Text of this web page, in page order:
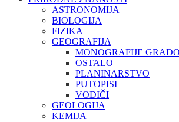
ASTRONOMIJA
BIOLOGIJA
FIZIKA
GEOGRAFIJA
MONOGRAFIJE
OSTALO
PLANINARSTVO
PUTOPISI
VODIČI
GEOLOGIJA
KEMIJA